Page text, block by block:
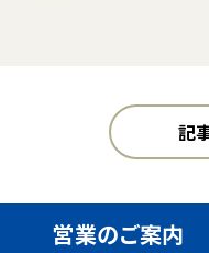
記
営業のご案内